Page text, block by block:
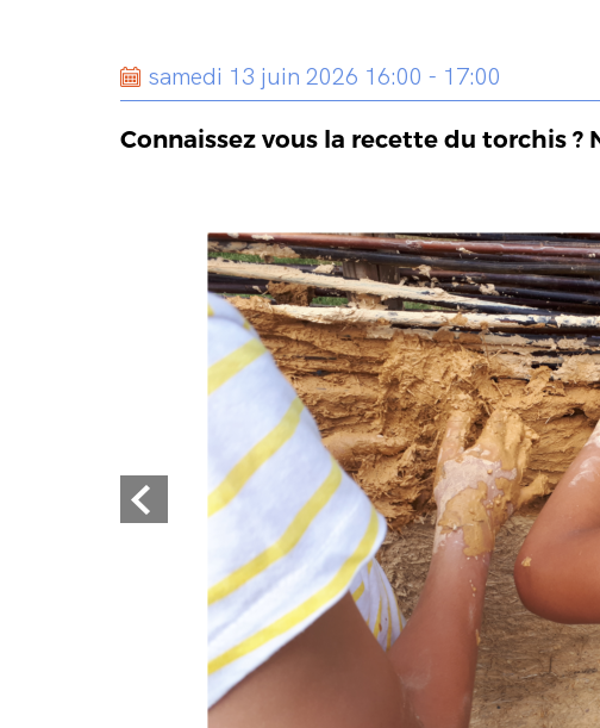
samedi 13 juin 2026 16:00 - 17:00
Connaissez vous la recette du torchis